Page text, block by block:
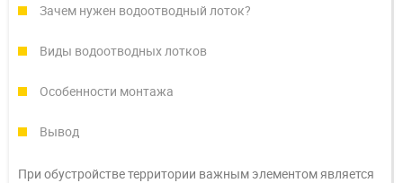
Зачем нужен водоотводный лоток?
Виды водоотводных лотков
Особенности монтажа
Вывод
При обустройстве территории важным элементом является